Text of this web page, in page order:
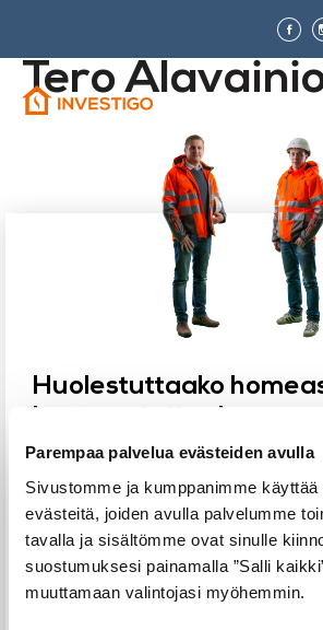
Parempaa palvelua evästeiden avulla
Sivustomme ja kumppanimme käyttää
evästeitä, joiden avulla palvelumme
tavalla ja sisältömme ovat sinulle
suostumuksesi painamalla ”Salli
muuttamaan valintojasi myöhemmin.
Tero
Huolestuttaako
kotisi tai taloyhtiön
kuntotutkimus?
Meiltä saat laadukkaita ja
rakennuksen elinkaaren ajalle.
ongelmissa, kuten home- ja
yksittäisistä asunnoista kokonaisiin